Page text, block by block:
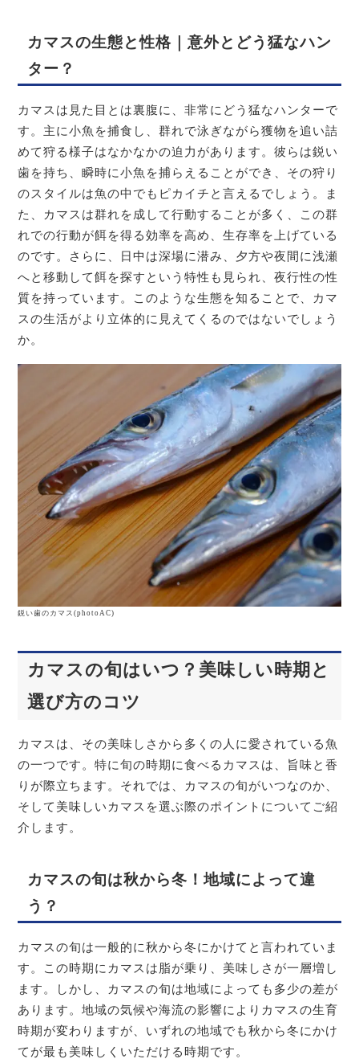
カマスの生態と性格｜意外とどう猛なハン
ター？
カマスは見た目とは裏腹に、非常にどう猛なハンターで
す。主に小魚を捕食し、群れで泳ぎながら獲物を追い詰
めて狩る様子はなかなかの迫力があります。彼らは鋭い
歯を持ち、瞬時に小魚を捕らえることができ、その狩り
のスタイルは魚の中でもピカイチと言えるでしょう。ま
た、カマスは群れを成して行動することが多く、この群
れでの行動が餌を得る効率を高め、生存率を上げている
のです。さらに、日中は深場に潜み、夕方や夜間に浅瀬
へと移動して餌を探すという特性も見られ、夜行性の性
質を持っています。このような生態を知ることで、カマ
スの生活がより立体的に見えてくるのではないでしょう
か。
鋭い歯のカマス(photoAC)
カマスの旬はいつ？美味しい時期と
選び方のコツ
カマスは、その美味しさから多くの人に愛されている魚
の一つです。特に旬の時期に食べるカマスは、旨味と香
りが際立ちます。それでは、カマスの旬がいつなのか、
そして美味しいカマスを選ぶ際のポイントについてご紹
介します。
カマスの旬は秋から冬！地域によって違
う？
カマスの旬は一般的に秋から冬にかけてと言われていま
す。この時期にカマスは脂が乗り、美味しさが一層増し
ます。しかし、カマスの旬は地域によっても多少の差が
あります。地域の気候や海流の影響によりカマスの生育
時期が変わりますが、いずれの地域でも秋から冬にかけ
てが最も美味しくいただける時期です。